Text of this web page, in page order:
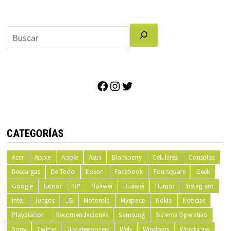
Facebook
Instagram
CATEGORÍAS
Acer Apple Apple Asus Blackberry Celulares
Consolas
Descargas
De Todo Epson Facebook Foursquare
Geek
Google
Honor HP Huawei Huawei Humor
Instagram
Intel
Juegos LG Motorola Myspace Nokia
Noticias
PlayStation
Recomendaciones Samsung
Sistema Operativo
Sony
Twitter Uncategorized Web Windows
Wordpress